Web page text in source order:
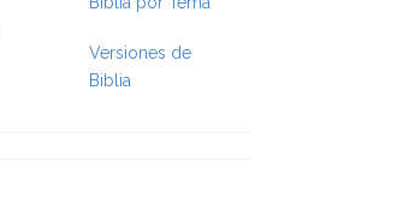
Versiones de
Biblia